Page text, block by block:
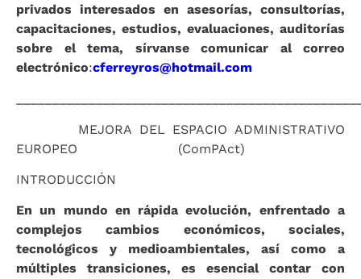
privados interesados en asesorías, consultorías,
capacitaciones, estudios, evaluaciones, auditorías
sobre el tema, sírvanse comunicar al correo
electrónico:cferreyros@hotmail.com
MEJORA DEL ESPACIO ADMINISTRATIVO
EUROPEO (ComPAct)
INTRODUCCIÓN
En un mundo en rápida evolución, enfrentado a
complejos cambios económicos, sociales,
tecnológicos y medioambientales, así como a
múltiples transiciones, es esencial contar con